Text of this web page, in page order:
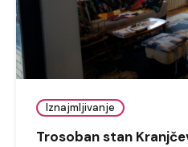
Iznajmljivanje
Trosoban stan